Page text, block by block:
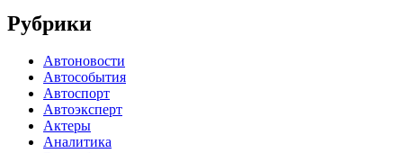
Рубрики
Автоновости
Автособытия
Автоспорт
Автоэксперт
Актеры
Аналитика